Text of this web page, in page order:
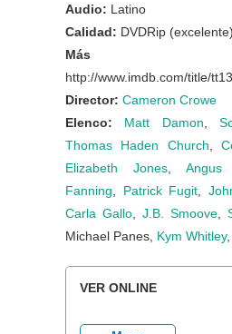
Audio: Latino
Calidad: DVDRip (excelente)
Más
http://www.imdb.com/title/
Director: Cameron Crowe
Elenco: Matt Damon
Thomas Haden Church ,
Elizabeth Jones
Angus
Fanning
Patrick Fugit
Carla Gallo
J.B. Smoove
Michael Panes, Kym Whitley
VER ONLINE